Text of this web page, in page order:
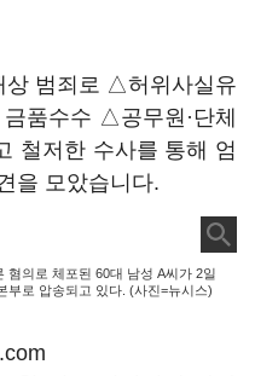
상 범죄로 △허위사실유
품수수 △공무원·단체
철저한 수사를 통해 엄
을 모았습니다.
혐의로 체포된 60대 남성 A씨가 2일
부로 압송되고 있다. (사진=뉴시스)